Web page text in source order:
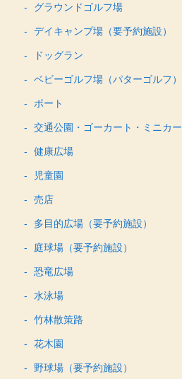
グラウンドゴルフ場
デイキャンプ場（要予約施設）
ドッグラン
ベビーゴルフ場（パターゴルフ）
ボート
交通公園・ゴーカート・ミニカー
健康広場
児童園
売店
多目的広場（要予約施設）
庭球場（要予約施設）
恐竜広場
水泳場
竹林散策路
花木園
野球場（要予約施設）